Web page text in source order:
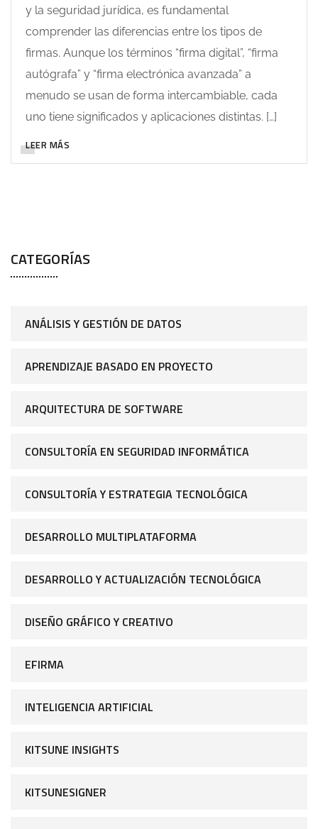
y la seguridad jurídica, es fundamental
comprender las diferencias entre los tipos de
firmas. Aunque los términos “firma digital”, “firma
autógrafa” y “firma electrónica avanzada” a
menudo se usan de forma intercambiable, cada
uno tiene significados y aplicaciones distintas. […]
LEER MÁS
CATEGORÍAS
ANÁLISIS Y GESTIÓN DE DATOS
APRENDIZAJE BASADO EN PROYECTO
ARQUITECTURA DE SOFTWARE
CONSULTORÍA EN SEGURIDAD INFORMÁTICA
CONSULTORÍA Y ESTRATEGIA TECNOLÓGICA
DESARROLLO MULTIPLATAFORMA
DESARROLLO Y ACTUALIZACIÓN TECNOLÓGICA
DISEÑO GRÁFICO Y CREATIVO
EFIRMA
INTELIGENCIA ARTIFICIAL
KITSUNE INSIGHTS
KITSUNESIGNER